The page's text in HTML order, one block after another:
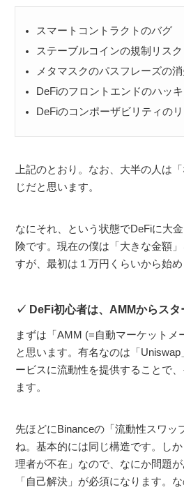
スマートコントラクトのバグ
ステーブルコインの規制リスク
メタマスクのパスフレーズの消
DeFiのフロントエンドのハッ
DeFiのコンポーザビリティの
上記のとおり。なお、大半の人は
じだと思います。
なにそれ、という状態でDeFiに大
険です。現在の僕は「大きな金額
すが、最初は１万円くらいから始め
DeFi初心者は、AMMからスタ
まずは「AMM (=自動マーケットメ
と思います。有名なのは「
ービスに流動性を提供することで
ます。
先ほどにBinanceの「流動性スワッ
ね。基本的には同じ構造です。し
理者が不在」なので、なにか問題
「自己解決」が必須になります。